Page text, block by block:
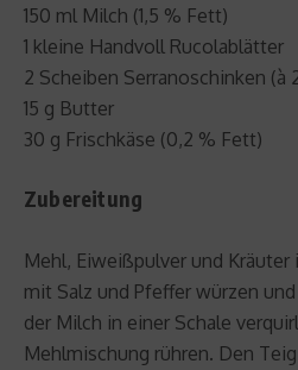
150 ml Milch (1,5 % Fett)
1 kleine Handvoll Rucolablätter
2 Scheiben Serranoschinken (à
15 g Butter
30 g Frischkäse (0,2 % Fett)
Zubereitung
Mehl, Eiweißpulver und Kräuter
mit Salz und Pfeffer würzen
der Milch in einer Schale
Mehlmischung rühren. Den